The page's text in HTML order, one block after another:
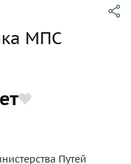
МПС
Путей